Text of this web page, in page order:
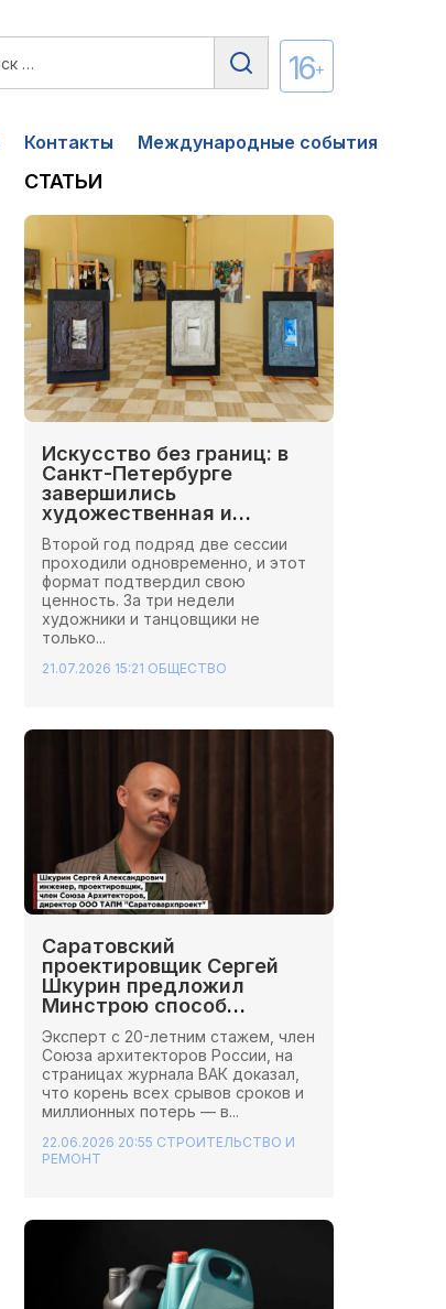
16+
Контакты
Международные события
СТАТЬИ
Искусство без границ: в
Санкт-Петербурге
завершились
художественная и
хореографическая сессии
Школы Иннопрактики.
Второй год подряд две сессии
проходили одновременно, и этот
формат подтвердил свою
ценность. За три недели
художники и танцовщики не
только...
21.07.2026 15:21 ОБЩЕСТВО
Саратовский
проектировщик Сергей
Шкурин предложил
Минстрою способ
сэкономить миллионы на
стройках
Эксперт с 20-летним стажем, член
Союза архитекторов России, на
страницах журнала ВАК доказал,
что корень всех срывов сроков и
миллионных потерь — в...
22.06.2026 20:55 СТРОИТЕЛЬСТВО И
РЕМОНТ